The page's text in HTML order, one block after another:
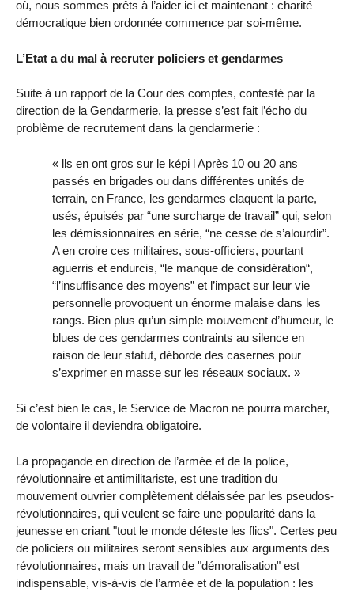
où, nous sommes prêts à l’aider ici et maintenant : charité
démocratique bien ordonnée commence par soi-même.
L’Etat a du mal à recruter policiers et gendarmes
Suite à un rapport de la Cour des comptes, contesté par la
direction de la Gendarmerie, la presse s’est fait l’écho du
problème de recrutement dans la gendarmerie :
« lls en ont gros sur le képi l Après 10 ou 20 ans
passés en brigades ou dans différentes unités de
terrain, en France, les gendarmes claquent la parte,
usés, épuisés par “une surcharge de travail” qui, selon
les démissionnaires en série, “ne cesse de s’alourdir”.
A en croire ces militaires, sous-ofﬁciers, pourtant
aguerris et endurcis, “le manque de considération“,
“l’insufﬁsance des moyens” et l’impact sur leur vie
personnelle provoquent un énorme malaise dans les
rangs. Bien plus qu’un simple mouvement d’humeur, le
blues de ces gendarmes contraints au silence en
raison de leur statut, déborde des casernes pour
s’exprimer en masse sur les réseaux sociaux. »
Si c’est bien le cas, le Service de Macron ne pourra marcher,
de volontaire il deviendra obligatoire.
La propagande en direction de l’armée et de la police,
révolutionnaire et antimilitariste, est une tradition du
mouvement ouvrier complètement délaissée par les pseudos-
révolutionnaires, qui veulent se faire une popularité dans la
jeunesse en criant "tout le monde déteste les flics". Certes peu
de policiers ou militaires seront sensibles aux arguments des
révolutionnaires, mais un travail de "démoralisation" est
indispensable, vis-à-vis de l’armée et de la population : les